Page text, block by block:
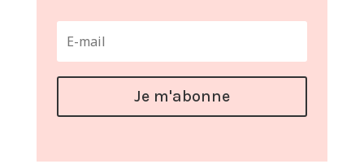
Je m'abonne